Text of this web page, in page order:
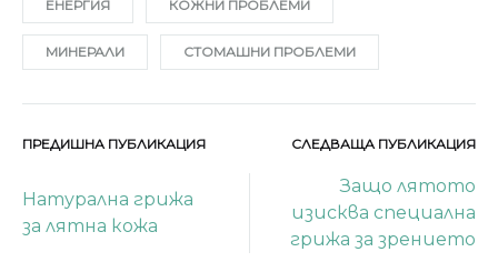
ЕНЕРГИЯ КОЖНИ ПРОБЛЕМИ
МИНЕРАЛИ СТОМАШНИ ПРОБЛЕМИ
Навигация
на
ПРЕДИШНА ПУБЛИКАЦИЯ СЛЕДВАЩА ПУБЛИКАЦИЯ
Натурална грижа
за лятна кожа
Защо лятото
изисква специална
грижа за зрението